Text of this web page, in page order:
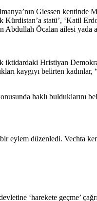
Giessen
statü’, ‘Katil
Öcalan ailesi
iktidardaki Hristiyan
kaygıyı belirten
haklı bulduklarını
eylem düzenledi. Vechta
‘harekete geçme’